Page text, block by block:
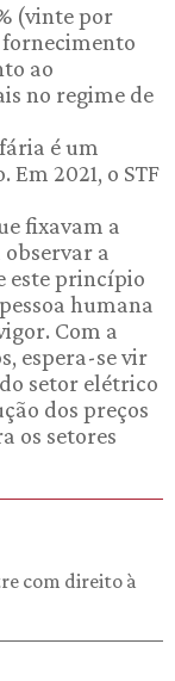
(vinte por
fornecimento
ao
no regime de
é um
2021, o STF
fixavam a
a
este princípio
humana
Com a
espera-se vir
setor elétrico
dos preços
os setores
com direito à